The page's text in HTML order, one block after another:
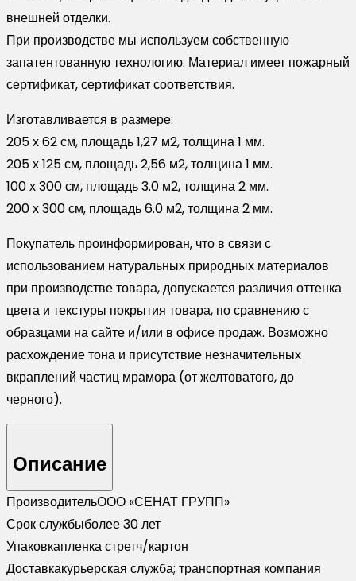
внешней отделки.
При производстве мы используем собственную
запатентованную технологию. Материал имеет пожарный
сертификат, сертификат соответствия.
Изготавливается в размере:
205 х 62 см, площадь 1,27 м2, толщина 1 мм.
205 х 125 см, площадь 2,56 м2, толщина 1 мм.
100 х 300 см, площадь 3.0 м2, толщина 2 мм.
200 х 300 см, площадь 6.0 м2, толщина 2 мм.
Покупатель проинформирован, что в связи с
использованием натуральных природных материалов
при производстве товара, допускается различия оттенка
цвета и текстуры покрытия товара, по сравнению с
образцами на сайте и/или в офисе продаж. Возможно
расхождение тона и присутствие незначительных
вкраплений частиц мрамора (от желтоватого, до
черного).
Описание
ПроизводительООО «СЕНАТ ГРУПП»
Срок службыболее 30 лет
Упаковкапленка стретч/картон
Доставкакурьерская служба; транспортная компания